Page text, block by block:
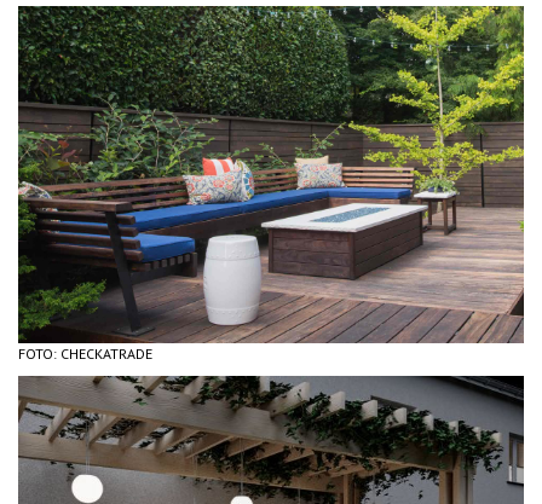
FOTO: CHECKATRADE